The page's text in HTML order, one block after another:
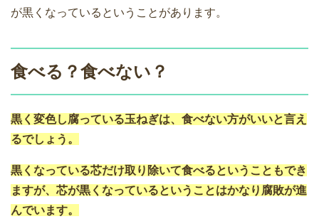
が黒くなっているということがあります。
食べる？食べない？
黒く変色し腐っている玉ねぎは、食べない方がいいと言え
るでしょう。
黒くなっている芯だけ取り除いて食べるということもでき
ますが、芯が黒くなっているということはかなり腐敗が進
んでいます。